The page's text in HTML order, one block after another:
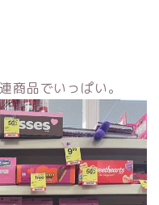
商品でいっぱい。